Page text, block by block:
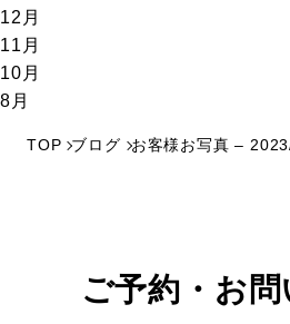
12月
11月
10月
8月
TOP ブログ お客様お写真 –
ご予約・お